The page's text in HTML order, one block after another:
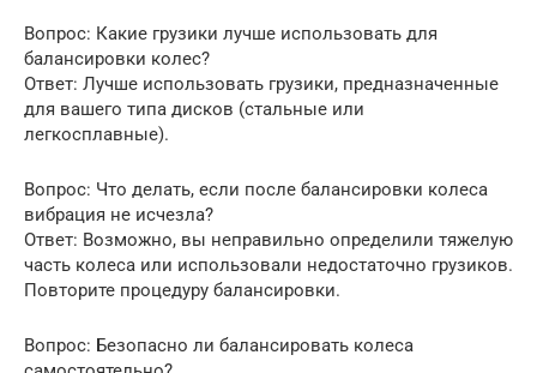
Вопрос: Какие грузики лучше использовать для
балансировки колес?
Ответ: Лучше использовать грузики, предназначенные
для вашего типа дисков (стальные или
легкосплавные).
Вопрос: Что делать, если после балансировки колеса
вибрация не исчезла?
Ответ: Возможно, вы неправильно определили тяжелую
часть колеса или использовали недостаточно грузиков.
Повторите процедуру балансировки.
Вопрос: Безопасно ли балансировать колеса